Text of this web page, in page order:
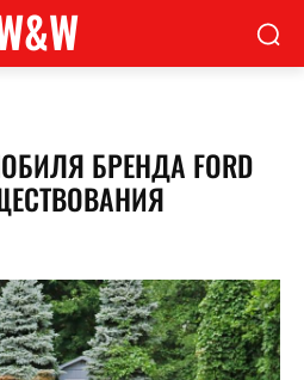
БРЕНДА FORD